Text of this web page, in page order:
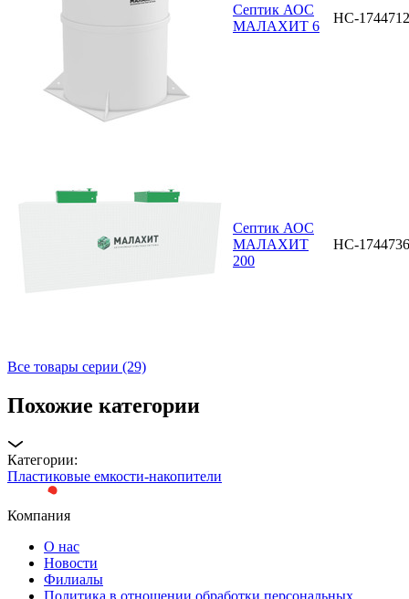
Септик АОС
МАЛАХИТ 6
НС-1744712
Септик АОС
МАЛАХИТ
200
НС-1744736
Все товары серии (29)
Похожие категории
Категории:
Пластиковые емкости-накопители
Компания
О нас
Новости
Филиалы
Политика в отношении обработки персональных